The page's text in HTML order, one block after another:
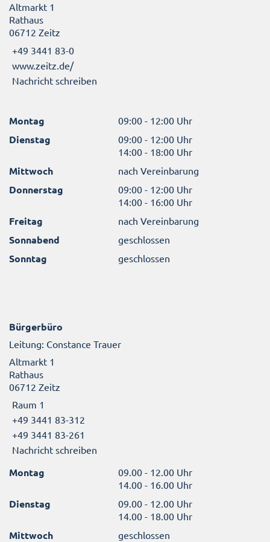
Altmarkt 1
Rathaus
06712 Zeitz
+49 3441 83-0
www.zeitz.de/
Nachricht schreiben
Montag 09:00 - 12:00 Uhr
Dienstag
09:00 - 12:00 Uhr
14:00 - 18:00 Uhr
Mittwoch nach Vereinbarung
Donnerstag
09:00 - 12:00 Uhr
14:00 - 16:00 Uhr
Freitag nach Vereinbarung
Sonnabend geschlossen
Sonntag geschlossen
Bürgerbüro
Leitung: Constance Trauer
Altmarkt 1
Rathaus
06712 Zeitz
Raum 1
+49 3441 83-312
+49 3441 83-261
Nachricht schreiben
Montag
09.00 - 12.00 Uhr
14.00 - 16.00 Uhr
Dienstag
09.00 - 12.00 Uhr
14.00 - 18.00 Uhr
Mittwoch geschlossen